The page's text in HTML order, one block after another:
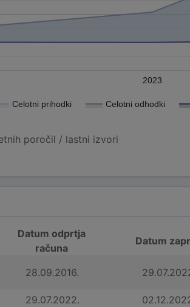
Celotni prihodki Celotni odhodki
2023
poročil / lastni izvori
Datum odprtja
računa
Datum
28.09.2016.
29.07.2022.